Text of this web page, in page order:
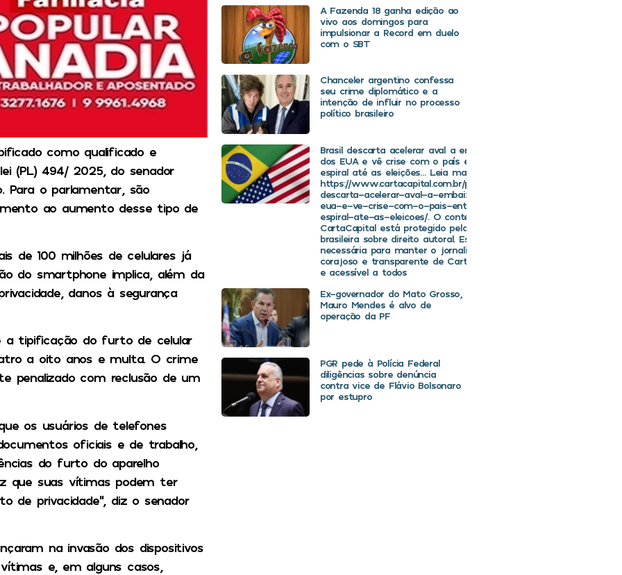
como qualificado e
(PL) 494/ 2025, do senador
Para o parlamentar, são
ao aumento desse tipo de
de 100 milhões de celulares já
do smartphone implica, além da
danos à segurança
a tipificação do furto de celular
a oito anos e multa. O crime
penalizado com reclusão de um
os usuários de telefones
oficiais e de trabalho,
do furto do aparelho
que suas vítimas podem ter
de privacidade”, diz o senador
na invasão dos dispositivos
e, em alguns casos,
A Fazenda 18 ganha edição ao
vivo aos domingos para
impulsionar a Record em duelo
com o SBT
Chanceler argentino confessa
seu crime diplomático e a
intenção de influir no processo
político brasileiro
Brasil descarta acelerar aval a embaixador
dos EUA e vê crise com o país entrar em
espiral até as eleições… Leia mais em
https://www.cartacapital.com.br/politica/brasil-
descarta-acelerar-aval-a-embaixador-dos-
eua-e-ve-crise-com-o-pais-entrar-em-
espiral-ate-as-eleicoes/. O conteúdo de
CartaCapital está protegido pela legislação
brasileira sobre direito autoral. Essa defesa é
necessária para manter o jornalismo
corajoso e transparente de CartaCapital vivo
e acessível a todos
Ex-governador do Mato Grosso,
Mauro Mendes é alvo de
operação da PF
PGR pede à Polícia Federal
diligências sobre denúncia
contra vice de Flávio Bolsonaro
por estupro